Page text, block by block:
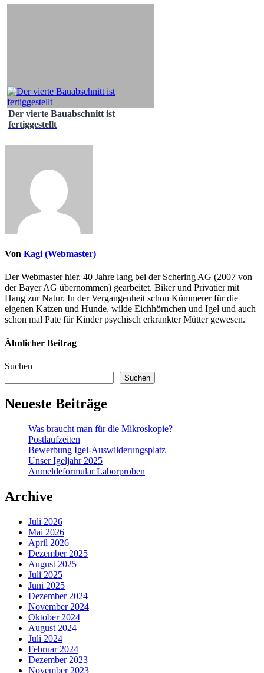
Der vierte Bauabschnitt ist
fertiggestellt
Von Kagi (Webmaster)
Der Webmaster hier. 40 Jahre lang bei der Schering AG (2007 von
der Bayer AG übernommen) gearbeitet. Biker und Privatier mit
Hang zur Natur. In der Vergangenheit schon Kümmerer für die
eigenen Katzen und Hunde, wilde Eichhörnchen und Igel und auch
schon mal Pate für Kinder psychisch erkrankter Mütter gewesen.
Ähnlicher Beitrag
Suchen
Suchen
Neueste Beiträge
Was braucht man für die Mikroskopie?
Postlaufzeiten
Bewerbung Igel-Auswilderungsplatz
Unser Igeljahr 2025
Anmeldeformular Laborproben
Archive
Juli 2026
Mai 2026
April 2026
Dezember 2025
August 2025
Juli 2025
Juni 2025
Dezember 2024
November 2024
Oktober 2024
August 2024
Juli 2024
Februar 2024
Dezember 2023
November 2023